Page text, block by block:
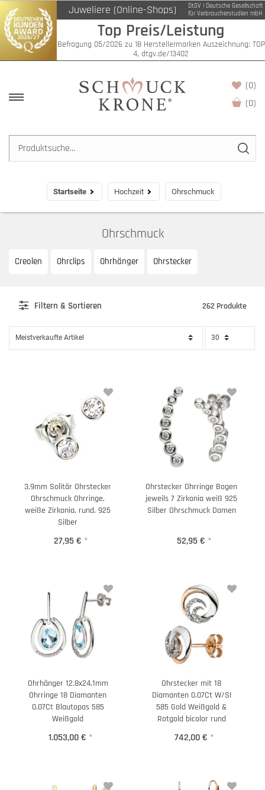
Juweliere (Online-Shops)
DtGV | Deutsche Gesellschaft
für Verbraucherstudien mbH
Top Preis/Leistung
Befragung 05/2026 zu 18 Herstellermarken Auszeichnung: TOP
4, dtgv.de/13402
(0)
(0)
Startseite Hochzeit Ohrschmuck
Ohrschmuck
Creolen Ohrclips Ohrhänger Ohrstecker
Filtern & Sortieren 262 Produkte
3,9mm Solitär Ohrstecker
Ohrschmuck Ohrringe,
weiße Zirkonia, rund, 925
Silber
27,95 € *
Ohrstecker Ohrringe Bogen
jeweils 7 Zirkonia weiß 925
Silber Ohrschmuck Damen
52,95 € *
Ohrhänger 12,8x24,1mm
Ohrringe 18 Diamanten
0.07Ct Blautopas 585
Weißgold
1.053,00 € *
Ohrstecker mit 18
Diamanten 0.07Ct W/SI
585 Gold Weißgold &
Rotgold bicolor rund
742,00 € *
Filter